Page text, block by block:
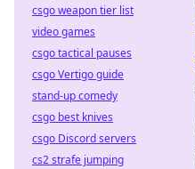
csgo weapon tier list
video games
csgo tactical pauses
csgo Vertigo guide
stand-up comedy
csgo best knives
csgo Discord servers
cs2 strafe jumping